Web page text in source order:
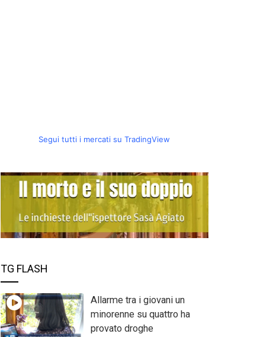
Segui tutti i mercati su TradingView
TG FLASH
Allarme tra i giovani un
minorenne su quattro ha
provato droghe